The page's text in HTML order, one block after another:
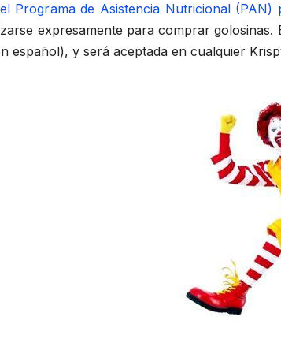
Programa de Asistencia Nutricional
expresamente para comprar
español), y será aceptada en cualquier